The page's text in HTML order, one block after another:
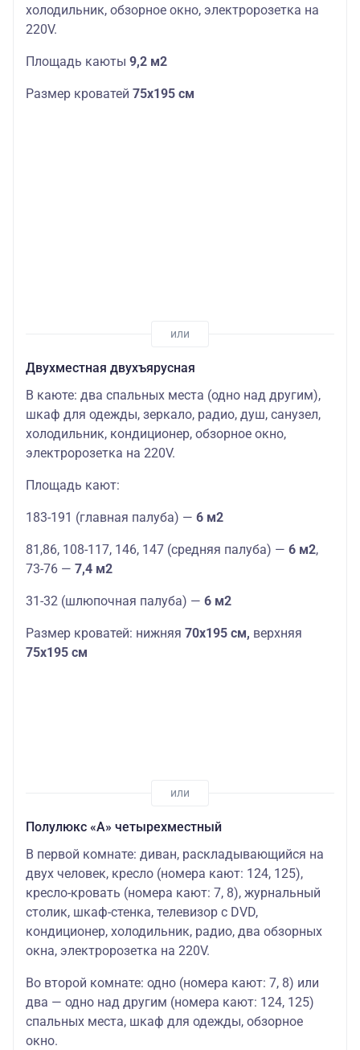
холодильник, обзорное окно, электророзетка на
220V.
Площадь каюты 9,2 м2
Размер кроватей 75х195 см
Двухместная двухъярусная
В каюте: два спальных места (одно над другим),
шкаф для одежды, зеркало, радио, душ, санузел,
холодильник, кондиционер, обзорное окно,
электророзетка на 220V.
Площадь кают:
183-191 (главная палуба) — 6 м2
81,86, 108-117, 146, 147 (средняя палуба) — 6 м2,
73-76 — 7,4 м2
31-32 (шлюпочная палуба) — 6 м2
Размер кроватей: нижняя 70х195 см, верхняя
75х195 см
Полулюкс «А» четырехместный
В первой комнате: диван, раскладывающийся на
двух человек, кресло (номера кают: 124, 125),
кресло-кровать (номера кают: 7, 8), журнальный
столик, шкаф-стенка, телевизор с DVD,
кондиционер, холодильник, радио, два обзорных
окна, электророзетка на 220V.
Во второй комнате: одно (номера кают: 7, 8) или
два — одно над другим (номера кают: 124, 125)
спальных места, шкаф для одежды, обзорное
окно.